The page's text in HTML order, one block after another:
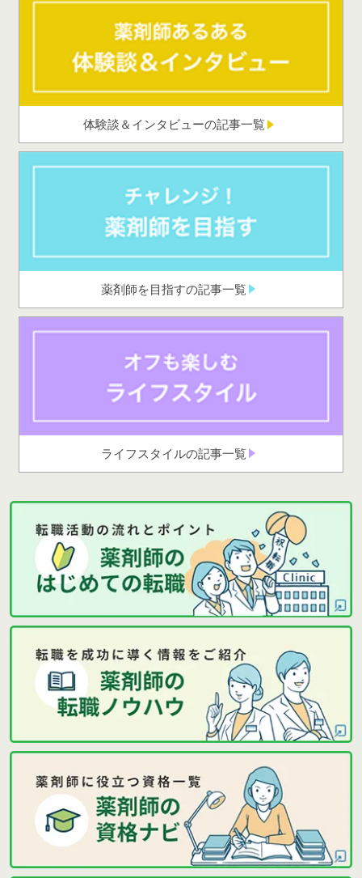
体験談＆インタビューの記事一覧
薬剤師を目指すの記事一覧
ライフスタイルの記事一覧